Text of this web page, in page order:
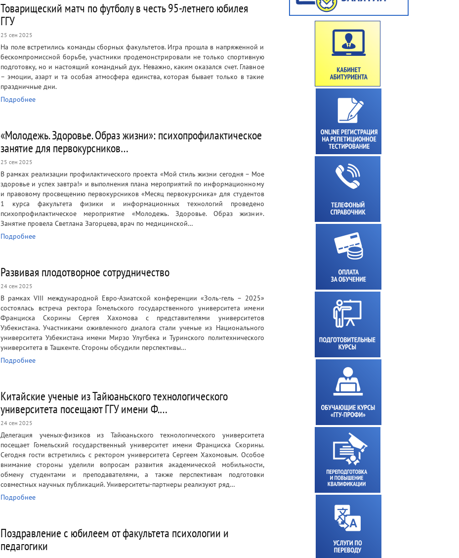
Товарищеский матч по футболу в честь 95-летнего юбилея
ГГУ
25 сен 2025
На поле встретились команды сборных факультетов. Игра прошла в напряженной и
бескомпромиссной борьбе, участники продемонстрировали не только спортивную
подготовку, но и настоящий командный дух. Неважно, каким оказался счет. Главное
– эмоции, азарт и та особая атмосфера единства, которая бывает только в такие
праздничные дни.
Подробнее
«Молодежь. Здоровье. Образ жизни»: психопрофилактическое
занятие для первокурсников…
25 сен 2025
В рамках реализации профилактического проекта «Мой стиль жизни сегодня – Мое
здоровье и успех завтра!» и выполнения плана мероприятий по информационному
и правовому просвещению первокурсников «Месяц первокурсника» для студентов
1 курса факультета физики и информационных технологий проведено
психопрофилактическое мероприятие «Молодежь. Здоровье. Образ жизни».
Занятие провела Светлана Загорцева, врач по медицинской…
Подробнее
Развивая плодотворное сотрудничество
24 сен 2025
В рамках VIII международной Евро-Азиатской конференции «Золь-гель – 2025»
состоялась встреча ректора Гомельского государственного университета имени
Франциска Скорины Сергея Хахомова с представителями университетов
Узбекистана. Участниками оживленного диалога стали ученые из Национального
университета Узбекистана имени Мирзо Улугбека и Туринского политехнического
университета в Ташкенте. Стороны обсудили перспективы…
Подробнее
Китайские ученые из Тайюаньского технологического
университета посещают ГГУ имени Ф.…
24 сен 2025
Делегация ученых-физиков из Тайюаньского технологического университета
посещает Гомельский государственный университет имени Франциска Скорины.
Сегодня гости встретились с ректором университета Сергеем Хахомовым. Особое
внимание стороны уделили вопросам развития академической мобильности,
обмену студентами и преподавателями, а также перспективам подготовки
совместных научных публикаций. Университеты-партнеры реализуют ряд…
Подробнее
Поздравление с юбилеем от факультета психологии и
педагогики